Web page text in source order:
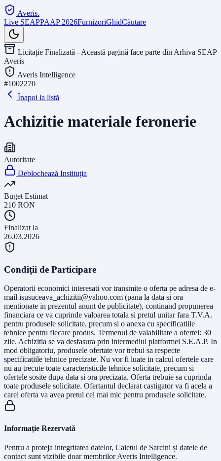
Averis.
Live SEAPPAAP 2026FurnizoriGhidCăutare
Licitație Finalizată - Această pagină face parte din Arhiva SEAP
Averis
Averis Intelligence
#1002270
Înapoi la listă
Achizitie materiale feronerie
Autoritate
Deblochează Instituția
Buget Estimat
210 RON
Finalizat la
26.03.2026
Condiții de Participare
Operatorii economici interesati vor transmite o oferta pe adresa de e-
mail isusuceava_achizitii@yahoo.com (pana la data si ora
mentionate in prezentul anunt de publicitate), continand propunerea
financiara ce va cuprinde valoarea totala si pretul unitar fara T.V.A.
pentru produsele solicitate, precum si o anexa cu specificatiile
tehnice pentru fiecare produs. Termenul de valabilitate a ofertei: 30
zile. Achizitia se va desfasura prin intermediul platformei S.E.A.P. In
mod obligatoriu, produsele ofertate vor trebui sa respecte
specificatiile tehnice precizate. Nu vor fi luate in calcul ofertele care
nu au trecute toate caracteristicile tehnice solicitate, precum si
ofertele sosite dupa data si ora precizata. Oferta trebuie sa cuprinda
toate produsele solicitate. Ofertantul declarat castigator va fi acela a
carei oferta va avea pretul cel mai mic pentru produsele solicitate.
Informație Rezervată
Pentru a proteja integritatea datelor, Caietul de Sarcini și datele de
contact sunt vizibile doar membrilor Averis Intelligence.